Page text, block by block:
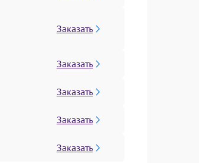
Заказать
Заказать
Заказать
Заказать
Заказать